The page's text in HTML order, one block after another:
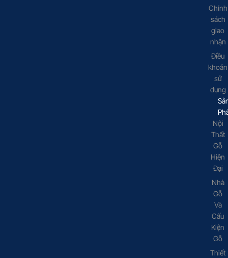
Chính
sách
giao
nhận
Điều
khoản
sử
dụng
Nội
Thất
Gỗ
Hiện
Đại
Nhà
Gỗ
Và
Cấu
Kiện
Gỗ
Thiết